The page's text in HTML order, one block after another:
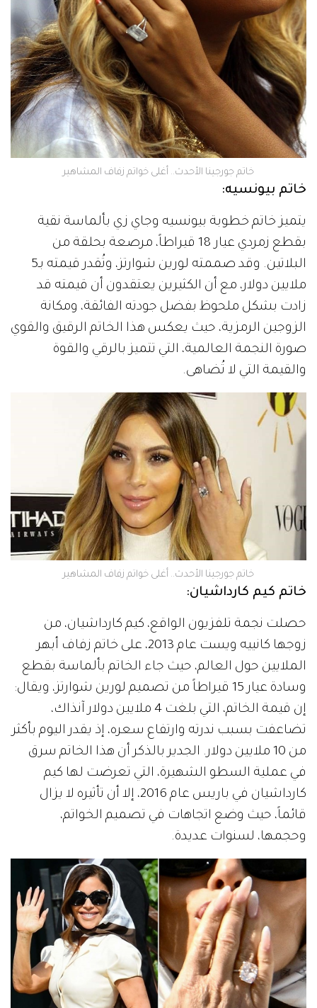
خاتم جورجينا الأحدث.. أغلى خواتم زفاف المشاهير
خاتم بيونسيه:
يتميز خاتم خطوبة بيونسيه وجاي زي بألماسة نقية
بقطع زمردي عيار 18 قيراطاً، مرصعة بحلقة من
البلاتين. وقد صممته لورين شوارتز، وتُقدر قيمته بـ5
ملايين دولار، مع أن الكثيرين يعتقدون أن قيمته قد
زادت بشكل ملحوظ بفضل جودته الفائقة، ومكانة
الزوجين الرمزية، حيث يعكس هذا الخاتم الرقيق والقوي
صورة النجمة العالمية، التي تتميز بالرقي والقوة
والقيمة التي لا تُضاهى.
خاتم جورجينا الأحدث.. أغلى خواتم زفاف المشاهير
خاتم كيم كارداشيان:
حصلت نجمة تلفزيون الواقع، كيم كارداشيان، من
زوجها كانييه ويست عام 2013، على خاتم زفاف أبهر
الملايين حول العالم، حيث جاء الخاتم بألماسة بقطع
وسادة عيار 15 قيراطاً من تصميم لورين شوارتز، ويقال:
إن قيمة الخاتم، التي بلغت 4 ملايين دولار آنذاك،
تضاعفت بسبب ندرته وارتفاع سعره، إذ يقدر اليوم بأكثر
من 10 ملايين دولار. الجدير بالذكر أن هذا الخاتم سرق
في عملية السطو الشهيرة، التي تعرضت لها كيم
كارداشيان في باريس عام 2016، إلا أن تأثيره لا يزال
قائماً، حيث وضع اتجاهات في تصميم الخواتم،
وحجمها، لسنوات عديدة.